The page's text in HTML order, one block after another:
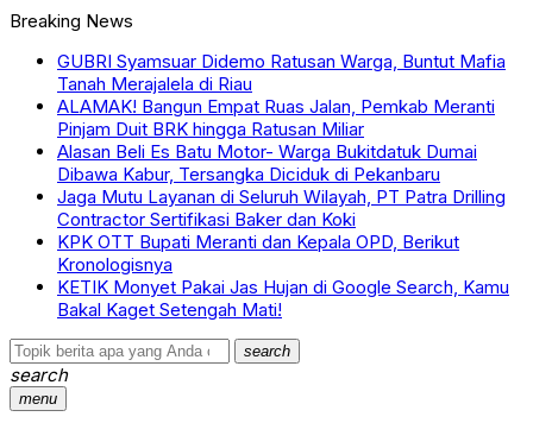
Breaking News
GUBRI Syamsuar Didemo Ratusan Warga, Buntut Mafia
Tanah Merajalela di Riau
ALAMAK! Bangun Empat Ruas Jalan, Pemkab Meranti
Pinjam Duit BRK hingga Ratusan Miliar
Alasan Beli Es Batu Motor- Warga Bukitdatuk Dumai
Dibawa Kabur, Tersangka Diciduk di Pekanbaru
Jaga Mutu Layanan di Seluruh Wilayah, PT Patra Drilling
Contractor Sertifikasi Baker dan Koki
KPK OTT Bupati Meranti dan Kepala OPD, Berikut
Kronologisnya
KETIK Monyet Pakai Jas Hujan di Google Search, Kamu
Bakal Kaget Setengah Mati!
search
search
menu